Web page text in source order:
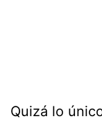
Quizá lo